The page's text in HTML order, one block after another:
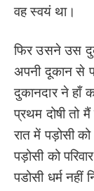
वह स्वयं था।
फिर उसने उस
अपनी दूकान से
दुकानदार ने हाँ
प्रथम दोषी तो
रात में पड़ोसी
पड़ोसी को
पडोसी धर्म नहीं